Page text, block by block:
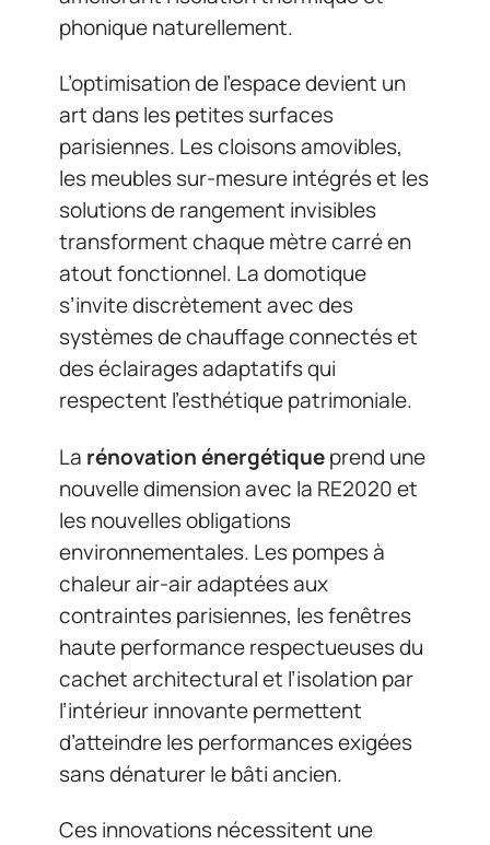
phonique naturellement.
L’optimisation de l’espace devient un
art dans les petites surfaces
parisiennes. Les cloisons amovibles,
les meubles sur-mesure intégrés et les
solutions de rangement invisibles
transforment chaque mètre carré en
atout fonctionnel. La domotique
s’invite discrètement avec des
systèmes de chauffage connectés et
des éclairages adaptatifs qui
respectent l’esthétique patrimoniale.
La rénovation énergétiqueprend une
nouvelle dimension avec la RE2020 et
les nouvelles obligations
environnementales. Les pompes à
chaleur air-air adaptées aux
contraintes parisiennes, les fenêtres
haute performance respectueuses du
cachet architectural et l’isolation par
l’intérieur innovante permettent
d’atteindre les performances exigées
sans dénaturer le bâti ancien.
Ces innovations nécessitent une